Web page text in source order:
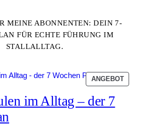
MEINE ABONNENTEN: DEIN 7-
FÜR ECHTE FÜHRUNG IM
STALLALLTAG.
ANGEBOTP
R
im Alltag – der 7